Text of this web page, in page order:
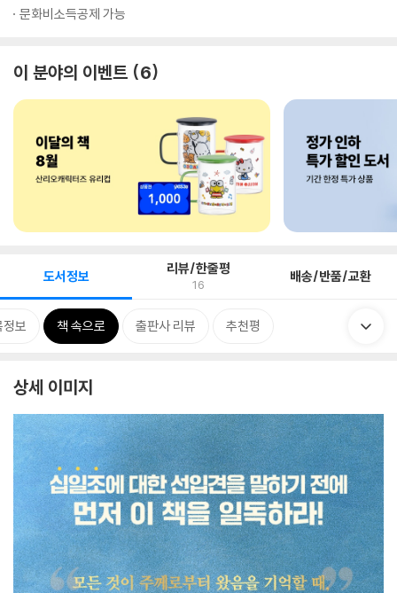
문화비소득공제 가능
이 분야의 이벤트 6
도서정보 리뷰/한줄평
16 배송/반품/교환
정보 책 속으로 출판사 리뷰 추천평
상세 이미지